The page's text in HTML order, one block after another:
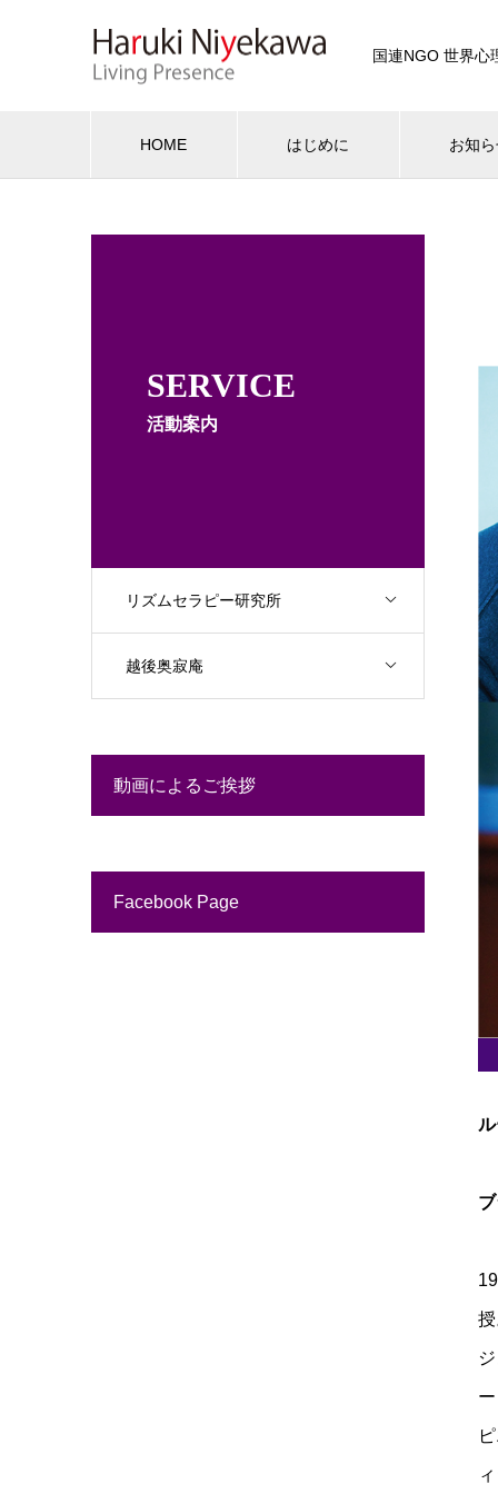
国連NGO 世界心
HOME はじめに お知
SERVICE
活動案内
リズムセラピー研究所
越後奥寂庵
動画によるご挨拶
Facebook Page